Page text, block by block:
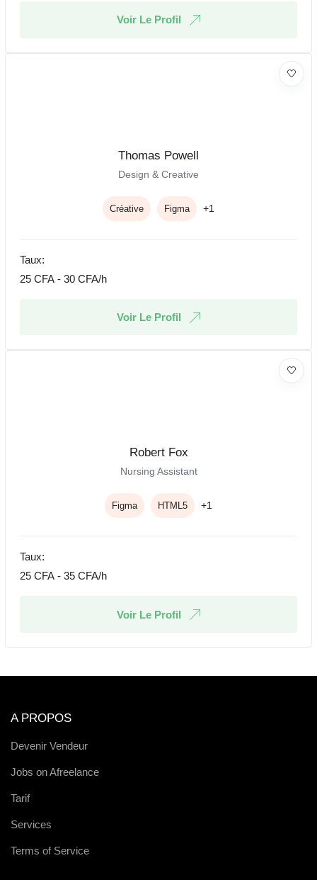
Voir Le Profil
Thomas Powell
Design & Creative
Créative Figma +1
Taux:
25 CFA - 30 CFA/h
Voir Le Profil
Robert Fox
Nursing Assistant
Figma HTML5 +1
Taux:
25 CFA - 35 CFA/h
Voir Le Profil
A PROPOS
Devenir Vendeur
Jobs on Afreelance
Tarif
Services
Terms of Service